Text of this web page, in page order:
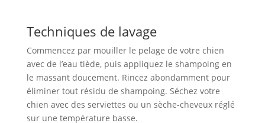
Techniques de lavage
Commencez par mouiller le pelage de votre chien
avec de l’eau tiède, puis appliquez le shampoing en
le massant doucement. Rincez abondamment pour
éliminer tout résidu de shampoing. Séchez votre
chien avec des serviettes ou un sèche-cheveux réglé
sur une température basse.